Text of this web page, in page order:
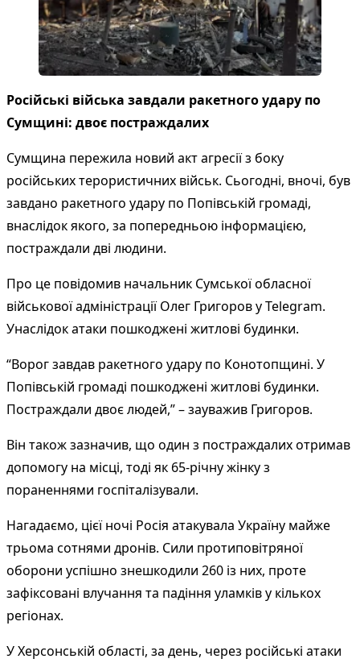
Російські війська завдали ракетного удару по
Сумщині: двоє постраждалих
Сумщина пережила новий акт агресії з боку
російських терористичних військ. Сьогодні, вночі, був
завдано ракетного удару по Попівській громаді,
внаслідок якого, за попередньою інформацією,
постраждали дві людини.
Про це повідомив начальник Сумської обласної
військової адміністрації Олег Григоров у Telegram.
Унаслідок атаки пошкоджені житлові будинки.
“Ворог завдав ракетного удару по Конотопщині. У
Попівській громаді пошкоджені житлові будинки.
Постраждали двоє людей,” – зауважив Григоров.
Він також зазначив, що один з постраждалих отримав
допомогу на місці, тоді як 65-річну жінку з
пораненнями госпіталізували.
Нагадаємо, цієї ночі Росія атакувала Україну майже
трьома сотнями дронів. Сили протиповітряної
оборони успішно знешкодили 260 із них, проте
зафіксовані влучання та падіння уламків у кількох
регіонах.
У Херсонській області, за день, через російські атаки